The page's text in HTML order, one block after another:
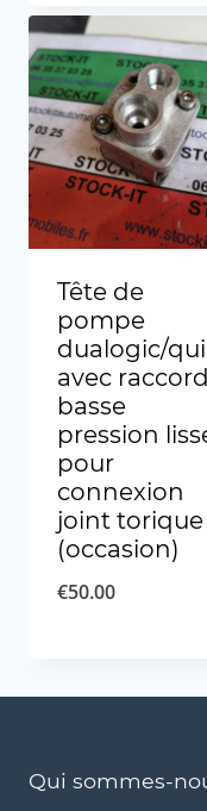
Tête de
pompe
dualogic/
avec raccord
basse
pression
pour
connexion
joint torique
(occasion)
€50.00
Qui sommes-